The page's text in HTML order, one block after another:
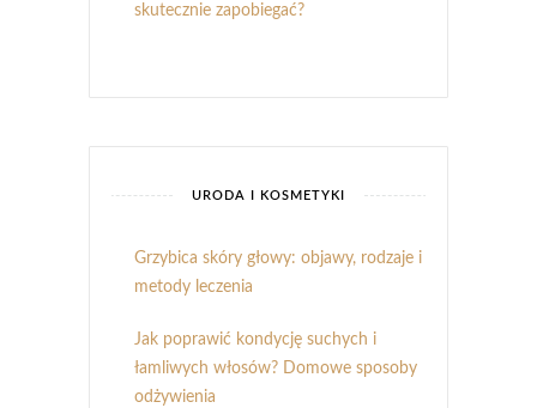
skutecznie zapobiegać?
URODA I KOSMETYKI
Grzybica skóry głowy: objawy, rodzaje i
metody leczenia
Jak poprawić kondycję suchych i
łamliwych włosów? Domowe sposoby
odżywienia